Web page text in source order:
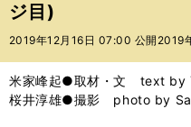
テ
ー
バ
ジ目)
2019年12月16日 07:00 公開 2019
米家峰起●取材・文 text by
桜井淳雄●撮影 photo by